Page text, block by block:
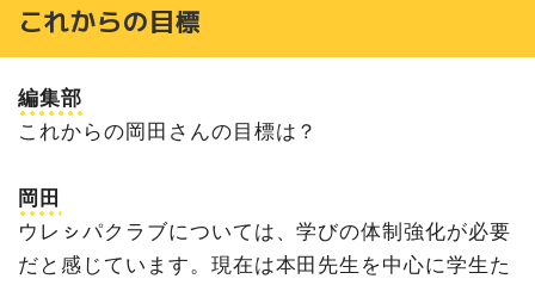
これからの目標
編集部
これからの岡田さんの目標は？
岡田
ウレㇱパクラブについては、学びの体制強化が必要
だと感じています。現在は本田先生を中心に学生た